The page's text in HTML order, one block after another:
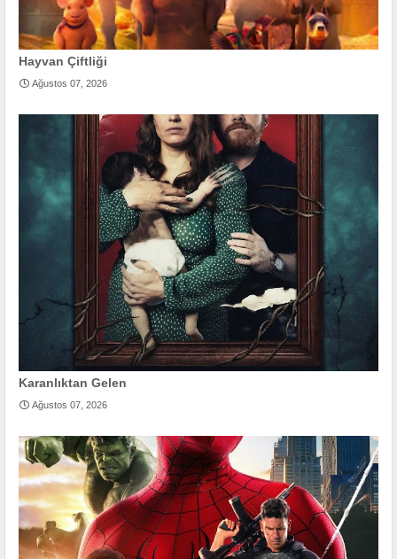
Hayvan Çiftliği
Ağustos 07, 2026
Karanlıktan Gelen
Ağustos 07, 2026